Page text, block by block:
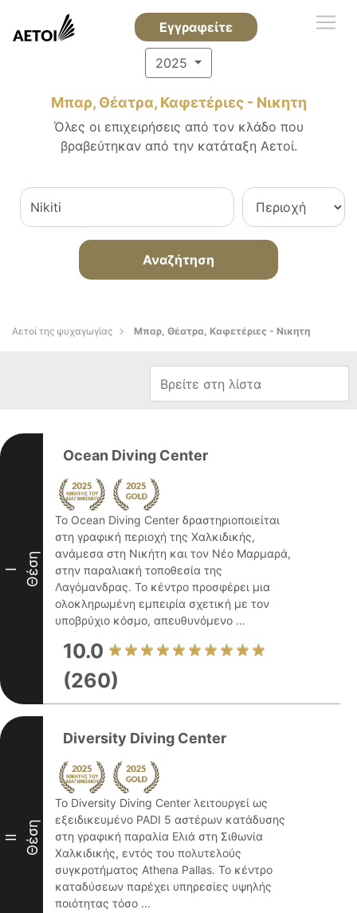
Εγγραφείτε
2025
Μπαρ, Θέατρα, Καφετέριες - Νικητη
Όλες οι επιχειρήσεις από τον κλάδο που
βραβεύτηκαν από την κατάταξη Αετοί.
Αναζήτηση
Αετοί της ψυχαγωγίας Μπαρ, Θέατρα, Καφετέριες - Νικητη
I Θέση
Ocean Diving Center
Το Ocean Diving Center δραστηριοποιείται
στη γραφική περιοχή της Χαλκιδικής,
ανάμεσα στη Νικήτη και τον Νέο Μαρμαρά,
στην παραλιακή τοποθεσία της
Λαγόμανδρας. Το κέντρο προσφέρει μια
ολοκληρωμένη εμπειρία σχετική με τον
υποβρύχιο κόσμο, απευθυνόμενο ...
10.0
(260)
II Θέση
Diversity Diving Center
Το Diversity Diving Center λειτουργεί ως
εξειδικευμένο PADI 5 αστέρων κατάδυσης
στη γραφική παραλία Ελιά στη Σιθωνία
Χαλκιδικής, εντός του πολυτελούς
συγκροτήματος Athena Pallas. Το κέντρο
καταδύσεων παρέχει υπηρεσίες υψηλής
ποιότητας τόσο ...